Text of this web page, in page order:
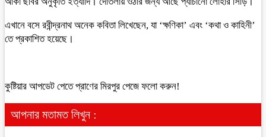
এখানে বসে রবীন্দ্রনাথ অনেক কবিতা লিখেছেন, যা ‘ক্ষণিকা’ এবং ‘কথা ও কাহিনী’
তে প্রকাশিত হয়েছে।
কুষ্টিয়ার আপডেট পেতে প্রাণের মিরপুর পেজে ফলো করুন!
আপনার মতামত লিখুন :